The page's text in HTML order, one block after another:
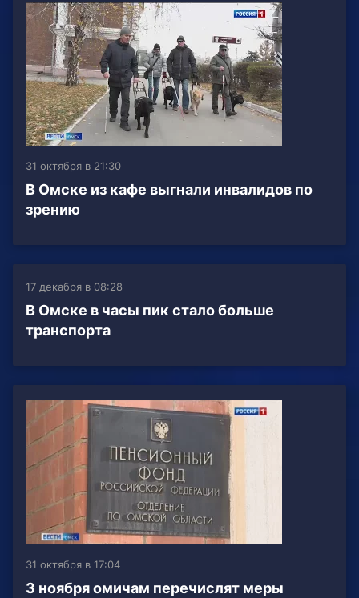
31 октября в 21:30
В Омске из кафе выгнали инвалидов по
зрению
17 декабря в 08:28
В Омске в часы пик стало больше
транспорта
31 октября в 17:04
3 ноября омичам перечислят меры